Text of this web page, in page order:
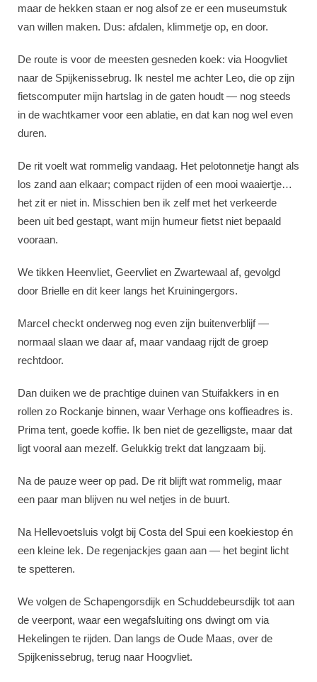
maar de hekken staan er nog alsof ze er een museumstuk
van willen maken. Dus: afdalen, klimmetje op, en door.
De route is voor de meesten gesneden koek: via Hoogvliet
naar de Spijkenissebrug. Ik nestel me achter Leo, die op zijn
fietscomputer mijn hartslag in de gaten houdt — nog steeds
in de wachtkamer voor een ablatie, en dat kan nog wel even
duren.
De rit voelt wat rommelig vandaag. Het pelotonnetje hangt als
los zand aan elkaar; compact rijden of een mooi waaiertje…
het zit er niet in. Misschien ben ik zelf met het verkeerde
been uit bed gestapt, want mijn humeur fietst niet bepaald
vooraan.
We tikken Heenvliet, Geervliet en Zwartewaal af, gevolgd
door Brielle en dit keer langs het Kruiningergors.
Marcel checkt onderweg nog even zijn buitenverblijf —
normaal slaan we daar af, maar vandaag rijdt de groep
rechtdoor.
Dan duiken we de prachtige duinen van Stuifakkers in en
rollen zo Rockanje binnen, waar Verhage ons koffieadres is.
Prima tent, goede koffie. Ik ben niet de gezelligste, maar dat
ligt vooral aan mezelf. Gelukkig trekt dat langzaam bij.
Na de pauze weer op pad. De rit blijft wat rommelig, maar
een paar man blijven nu wel netjes in de buurt.
Na Hellevoetsluis volgt bij Costa del Spui een koekiestop én
een kleine lek. De regenjackjes gaan aan — het begint licht
te spetteren.
We volgen de Schapengorsdijk en Schuddebeursdijk tot aan
de veerpont, waar een wegafsluiting ons dwingt om via
Hekelingen te rijden. Dan langs de Oude Maas, over de
Spijkenissebrug, terug naar Hoogvliet.